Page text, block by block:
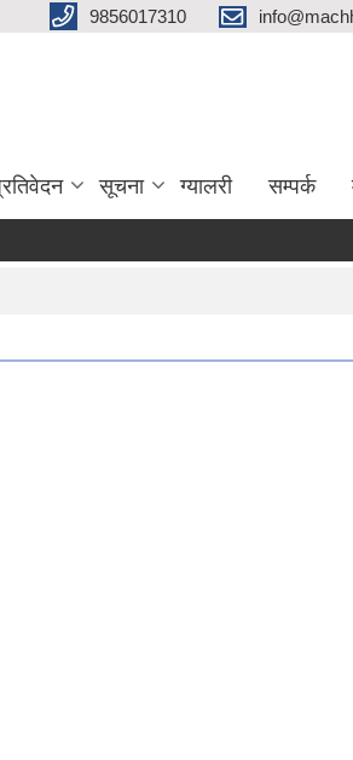
9856017310
सूचना ग्यालरी सम्पर्क